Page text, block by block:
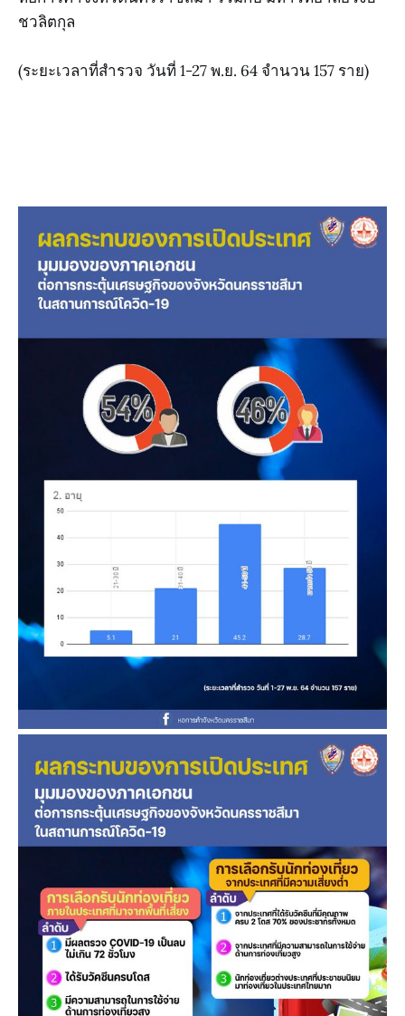
ชวลิตกุล
(ระยะเวลาที่สำรวจ วันที่ 1-27 พ.ย. 64 จำนวน 157 ราย)